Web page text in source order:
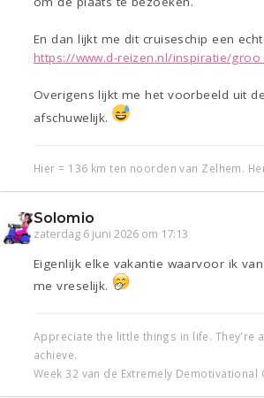
En dan lijkt me dit cruiseschip een
https://www.d-reizen.nl/inspiratie/groo
Overigens lijkt me het voorbeeld uit
afschuwelijk.
Hier = 136 km ten noorden van Zelhem.
Solomio
zaterdag 6 juni 2026 om 17:13
Eigenlijk elke vakantie waarvoor ik
me vreselijk.
Appreciate the little things in life. They're
achieve.
Week 32 van de Extremely Demotivational